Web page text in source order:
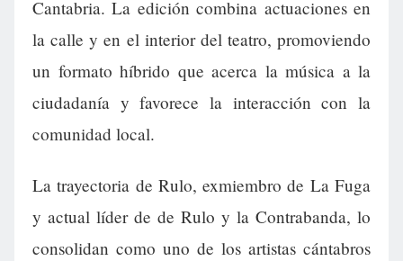
Cantabria. La edición combina actuaciones en
la calle y en el interior del teatro, promoviendo
un formato híbrido que acerca la música a la
ciudadanía y favorece la interacción con la
comunidad local.
La trayectoria de Rulo, exmiembro de La Fuga
y actual líder de de Rulo y la Contrabanda, lo
consolidan como uno de los artistas cántabros